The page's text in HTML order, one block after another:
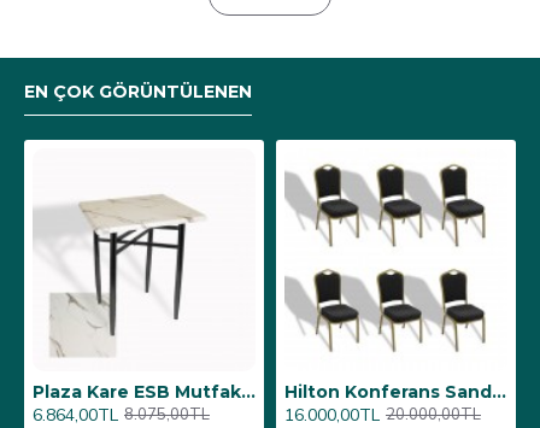
EN ÇOK GÖRÜNTÜLENEN
Üst Üste Konan Hilton Konferans Sandalye - (4 Adet)
12.000,00TL 15.000,00TL
Porselen Masa Tablası 80X160
26.350,00TL 31.000,00TL